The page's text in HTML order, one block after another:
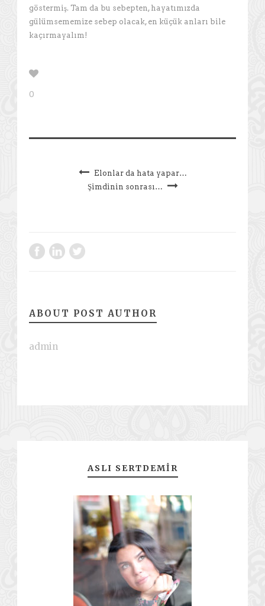
göstermiş. Tam da bu sebepten, hayatımızda
gülümsememize sebep olacak, en küçük anları bile
kaçırmayalım!
0
Elonlar da hata yapar…
Şimdinin sonrası…
ABOUT POST AUTHOR
admin
ASLI SERTDEMIR